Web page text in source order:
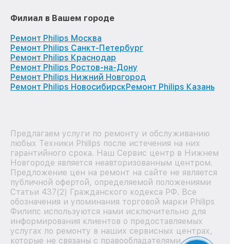
Филиал в Вашем городе
Ремонт Philips Москва
Ремонт Philips Санкт-Петербург
Ремонт Philips Краснодар
Ремонт Philips Ростов-на-Дону
Ремонт Philips Нижний Новгород
Ремонт Philips НовосибирскРемонт Philips Казань
Предлагаем услуги по ремонту и обслуживанию
любых Техники Philips после истечения на них
гарантийного срока. Наш Сервис центр в Нижнем
Новгороде является неавторизованным центром.
Предложение цен на ремонт на сайте не является
публичной офертой, определяемой положениями
Статьи 437(2) Гражданского кодекса РФ. Все
обозначения и упоминания торговой марки Philips
Филипс используются нами исключительно для
информирования клиентов о предоставляемых
услугах по ремонту в наших сервисных центрах,
которые не связаны с правообладателями